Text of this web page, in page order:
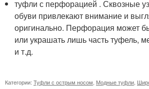
туфли с перфорацией . Сквозные
обуви привлекают внимание и
оригинально. Перфорация может
или украшать лишь часть туфель,
и т.д.
Категории: Туфли с острым носом Модные туфли